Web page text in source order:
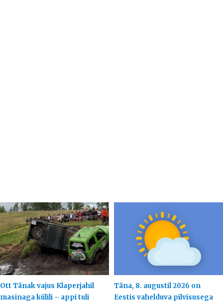
Ott Tänak vajus Klaperjahil
masinaga külili – appi tuli
Täna, 8. augustil 2026 on
Eestis vahelduva pilvisusega